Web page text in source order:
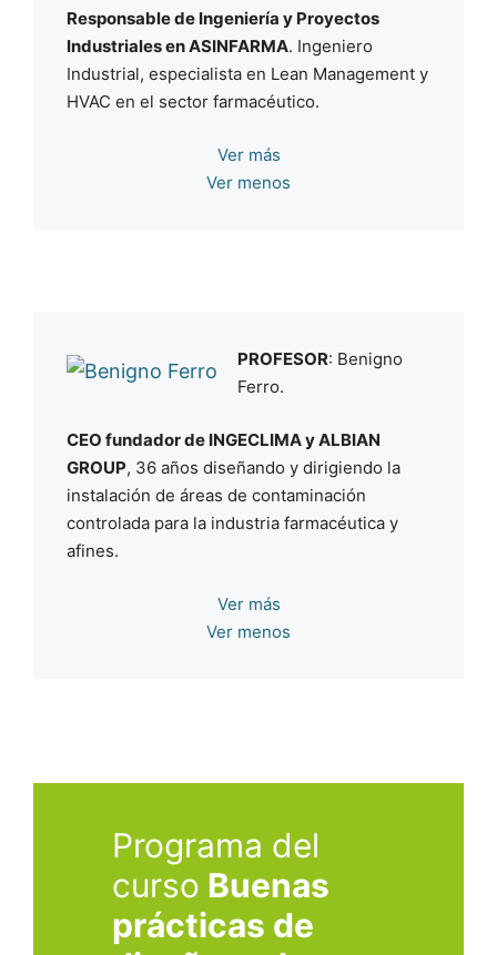
Responsable de Ingeniería y Proyectos
Industriales en ASINFARMA. Ingeniero
Industrial, especialista en Lean Management y
HVAC en el sector farmacéutico.
Tiene más de 30 años de experiencia en
sectores como el farmacéutico y el sector
últimos cuatro años, actuando como consultor
y formador en varios laboratorios
Ver más
Ver menos
PROFESOR: Benigno
Ferro.
CEO fundador de INGECLIMA y ALBIAN
GROUP, 36 años diseñando y dirigiendo la
instalación de áreas de contaminación
controlada para la industria farmacéutica y
afines.
Autor de artículos y publicaciones en revistas
del sector farmacéutico. Ponencias en
Ver más
Ver menos
Programa del
curso Buenas
prácticas de